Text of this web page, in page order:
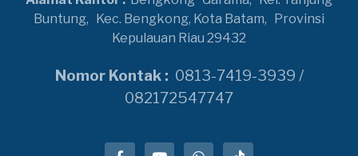
Buntung, Kec. Bengkong, Kota Batam, Provinsi
Kepulauan Riau 29432
Nomor Kontak : 0813-7419-3939 /
082172547747